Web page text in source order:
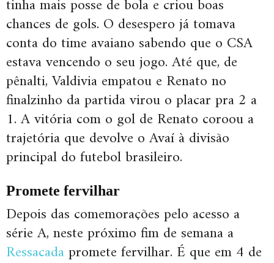
tinha mais posse de bola e criou boas
chances de gols. O desespero já tomava
conta do time avaiano sabendo que o CSA
estava vencendo o seu jogo. Até que, de
pênalti, Valdivia empatou e Renato no
finalzinho da partida virou o placar pra 2 a
1. A vitória com o gol de Renato coroou a
trajetória que devolve o Avaí à divisão
principal do futebol brasileiro.
Promete fervilhar
Depois das comemorações pelo acesso a
série A, neste próximo fim de semana a
Ressacadapromete fervilhar. É que em 4 de